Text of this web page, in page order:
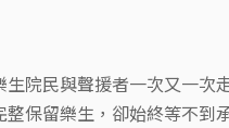
▼被隔離的歷史記憶與保
此類報導回溯樂生作為
與重建的未來想像。樂
生院民與聲援者一次又一次
整保留樂生，卻始終等不到